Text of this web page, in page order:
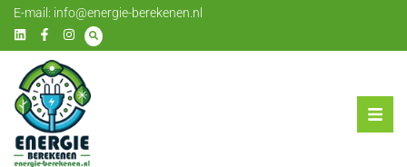
E-mail: info@energie-berekenen.nl